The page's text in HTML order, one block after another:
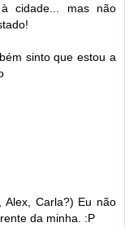
cidade... mas não
sinto que estou a
Alex, Carla?) Eu não
da minha. :P